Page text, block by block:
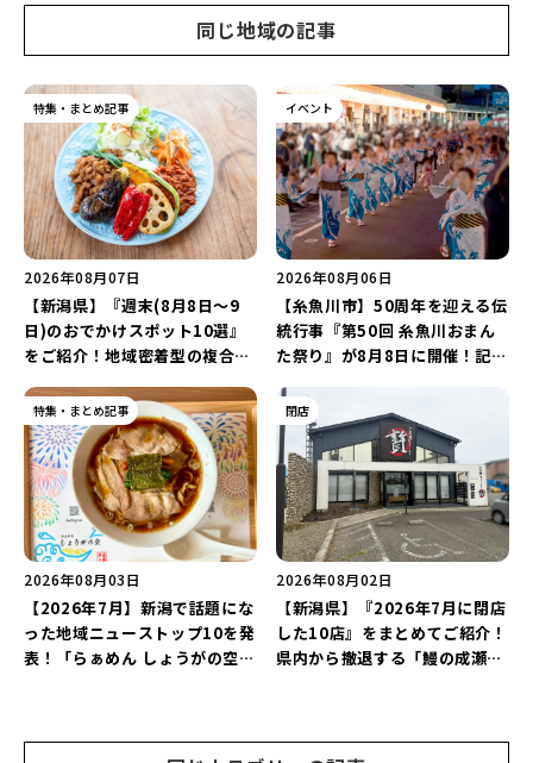
同じ地域の記事
特集・まとめ記事
2026年08月07日
【新潟県】『週末(8月8日～9
日)のおでかけスポット10選』
をご紹介！地域密着型の複合施
ナ丸大新潟のサマーフェスタ
2026」がおすすめ♪
イベント
2026年08月06日
【糸魚川市】50周年を迎える伝
統行事『第50回 糸魚川おまん
た祭り』が8月8日に開催！記念
を楽しもう♪
特集・まとめ記事
2026年08月03日
【2026年7月】新潟で話題にな
った地域ニューストップ10を発
表！「らぁめん しょうがの空」
閉店
2026年08月02日
【新潟県】『2026年7月に閉店
した10店』をまとめてご紹介！
県内から撤退する「鰻の成瀬」